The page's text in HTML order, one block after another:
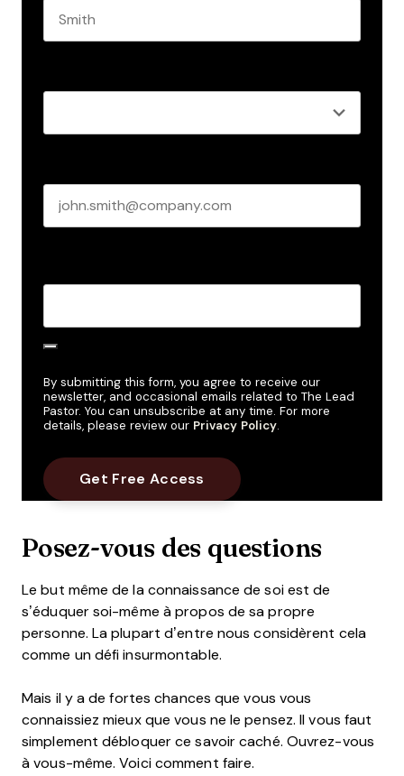
By submitting this form, you agree to receive our
newsletter, and occasional emails related to The Lead
Pastor. You can unsubscribe at any time. For more
details, please review our Privacy Policy.
Posez-vous des questions
Le but même de la connaissance de soi est de
s’éduquer soi-même à propos de sa propre
personne. La plupart d’entre nous considèrent cela
comme un défi insurmontable.
Mais il y a de fortes chances que vous vous
connaissiez mieux que vous ne le pensez. Il vous faut
simplement débloquer ce savoir caché. Ouvrez-vous
à vous-même. Voici comment faire.